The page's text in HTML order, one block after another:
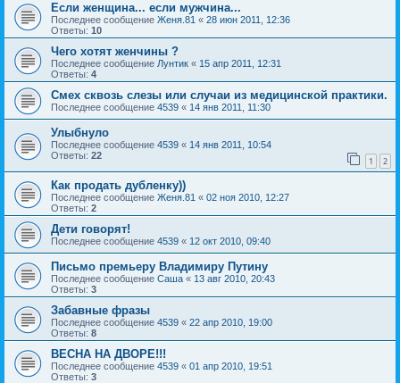
Если женщина... если мужчина...
Последнее сообщение Женя.81 « 28 июн 2011, 12:36
Ответы: 10
Чего хотят женчины ?
Последнее сообщение Лунтик « 15 апр 2011, 12:31
Ответы: 4
Смех сквозь слезы или случаи из медицинской практики.
Последнее сообщение 4539 « 14 янв 2011, 11:30
Улыбнуло
Последнее сообщение 4539 « 14 янв 2011, 10:54
Ответы: 22 1 2
Как продать дубленку))
Последнее сообщение Женя.81 « 02 ноя 2010, 12:27
Ответы: 2
Дети говорят!
Последнее сообщение 4539 « 12 окт 2010, 09:40
Письмо премьеру Владимиру Путину
Последнее сообщение Саша « 13 авг 2010, 20:43
Ответы: 3
Забавные фразы
Последнее сообщение 4539 « 22 апр 2010, 19:00
Ответы: 8
ВЕСНА НА ДВОРЕ!!!
Последнее сообщение 4539 « 01 апр 2010, 19:51
Ответы: 3